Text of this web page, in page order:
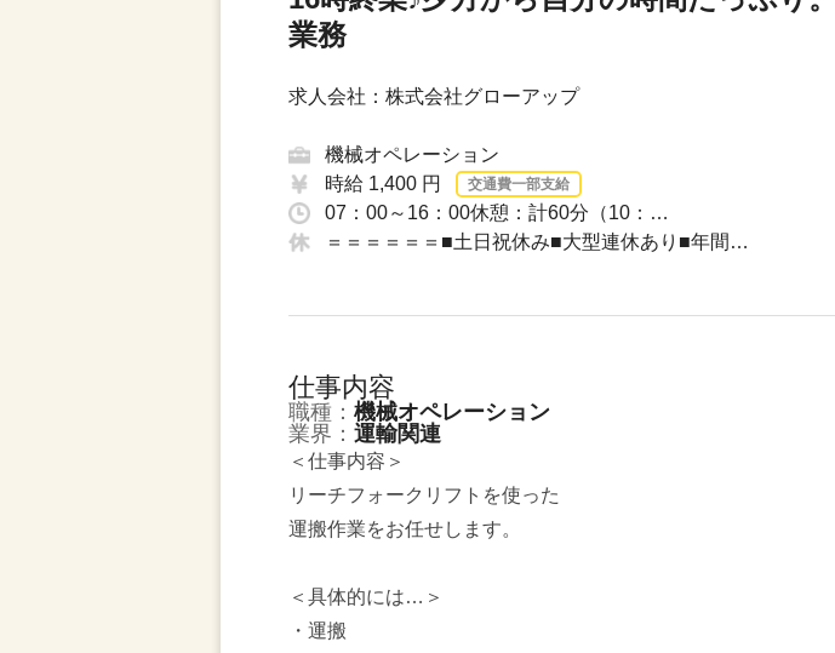
業務
求人会社：株式会社グローアップ
機械オペレーション
時給 1,400 円
交通費一部支給
07：00～16：00休憩：計60分（10：…
＝＝＝＝＝＝■土日祝休み■大型連休あり■年間…
仕事内容
職種： 機械オペレーション
業界： 運輸関連
＜仕事内容＞
リーチフォークリフトを使った
運搬作業をお任せします。
＜具体的には…＞
・運搬